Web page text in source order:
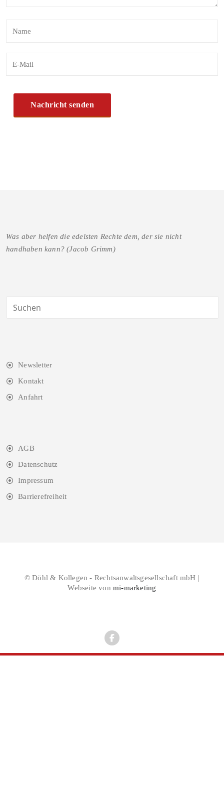
Was aber helfen die edelsten Rechte dem, der sie nicht
handhaben kann? (Jacob Grimm)
Newsletter
Kontakt
Anfahrt
AGB
Datenschutz
Impressum
Barrierefreiheit
© Döhl & Kollegen - Rechtsanwaltsgesellschaft mbH |
Webseite vonmi-marketing